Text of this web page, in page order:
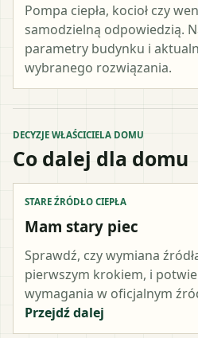
Pompa ciepła, kocioł czy
samodzielną odpowiedzią.
parametry budynku i
wybranego rozwiązania.
DECYZJE WŁAŚCICIELA DOMU
Co dalej dla domu
STARE ŹRÓDŁO CIEPŁA
Mam stary piec
Sprawdź, czy wymiana
pierwszym krokiem, i
wymagania w oficjalnym
Przejdź dalej